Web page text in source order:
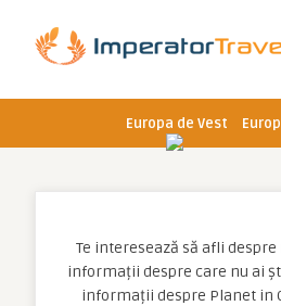
Europa de Vest
Te interesează să afli
informații despre care nu ai
informații despre Planet in